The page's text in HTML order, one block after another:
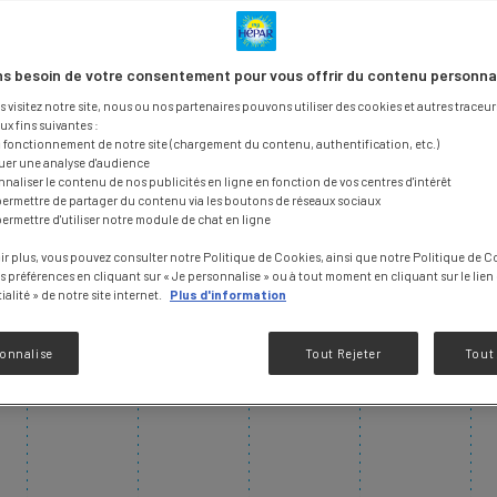
jusqu’ici, c’est que vous cherchez desolutions
Constip’action vous aident àpasser à l’action !
Parce
sinon ce serait trop simple, vous retrouverez dans
selon votre profil : adulte, enceinte ou senior.
guides ne remplacent pas une consultation médicale.
persiste, prenez rendez-vous avec votre médecin.
besoin de votre consentement pour vous offrir du contenu
visitez notre site, nous ou nos partenaires pouvons utiliser des cookies et autres
fins suivantes :
fonctionnement de notre site (chargement du contenu, authentification, etc.)
une analyse d'audience
le contenu de nos publicités en ligne en fonction de vos centres d'intérêt
de partager du contenu via les boutons de réseaux sociaux
d'utiliser notre module de chat en ligne
plus, vous pouvez consulter notre Politique de Cookies, ainsi que notre Politique de
préférences en cliquant sur « Je personnalise » ou à tout moment en cliquant sur le lien
» de notre site internet.
Plus d'information
Tout Rejeter Tout